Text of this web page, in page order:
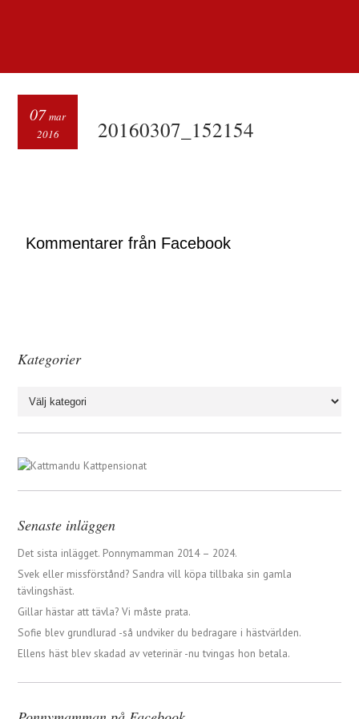
20160307_152154
07 mar
2016
Kommentarer från Facebook
Kategorier
Senaste inläggen
Det sista inlägget. Ponnymamman 2014 – 2024.
Svek eller missförstånd? Sandra vill köpa tillbaka sin gamla
tävlingshäst.
Gillar hästar att tävla? Vi måste prata.
Sofie blev grundlurad -så undviker du bedragare i hästvärlden.
Ellens häst blev skadad av veterinär -nu tvingas hon betala.